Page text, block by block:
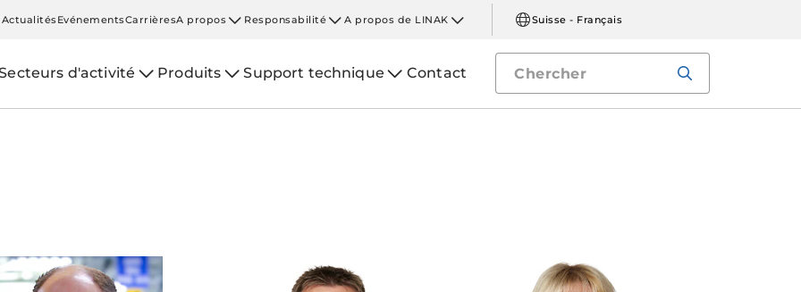
ActualitésEvénementsCarrièresA propos Responsabilité A propos de LINAK Suisse - Français
d'activité Produits Support technique Contact